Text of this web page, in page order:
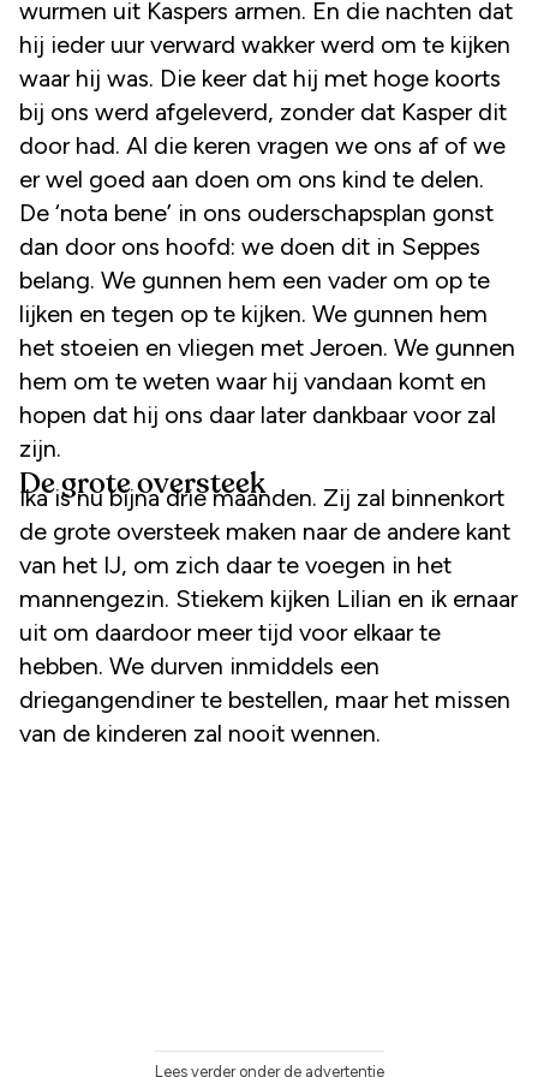
wurmen uit Kaspers armen. En die nachten dat
hij ieder uur verward wakker werd om te kijken
waar hij was. Die keer dat hij met hoge koorts
bij ons werd afgeleverd, zonder dat Kasper dit
door had. Al die keren vragen we ons af of we
er wel goed aan doen om ons kind te delen.
De ‘nota bene’ in ons ouderschapsplan gonst
dan door ons hoofd: we doen dit in Seppes
belang. We gunnen hem een vader om op te
lijken en tegen op te kijken. We gunnen hem
het stoeien en vliegen met Jeroen. We gunnen
hem om te weten waar hij vandaan komt en
hopen dat hij ons daar later dankbaar voor zal
zijn.
De grote oversteek
Ika is nu bijna drie maanden. Zij zal binnenkort
de grote oversteek maken naar de andere kant
van het IJ, om zich daar te voegen in het
mannengezin. Stiekem kijken Lilian en ik ernaar
uit om daardoor meer tijd voor elkaar te
hebben. We durven inmiddels een
driegangendiner te bestellen, maar het missen
van de kinderen zal nooit wennen.
Lees verder onder de advertentie